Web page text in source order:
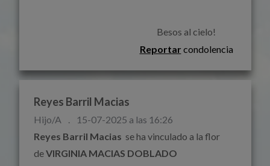
Reportar condolencia
Reyes Barril Macias
Hijo/A .
15-07-2025 a las 16:26
Reyes Barril Macias se ha vinculado a la flor
deVIRGINIA MACIAS DOBLADO